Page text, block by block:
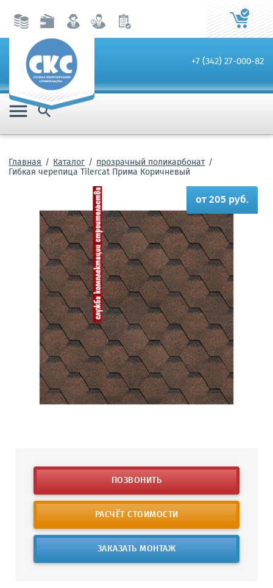
+7 (342) 27-000-82
 
Главная Каталог прозрачный поликарбонат
Гибкая черепица Tilercat Прима Коричневый
от 205 руб.
ПОЗВОНИТЬ
РАСЧЁТ СТОИМОСТИ
ЗАКАЗАТЬ МОНТАЖ